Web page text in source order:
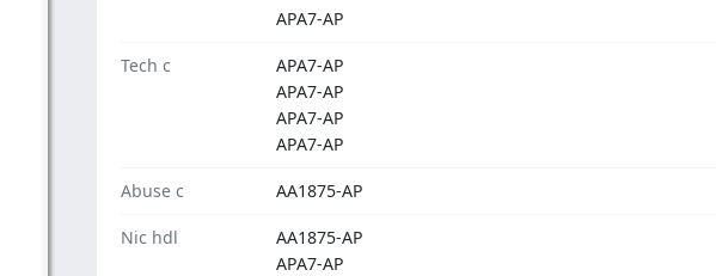
APA7-AP
Tech c
APA7-AP
APA7-AP
APA7-AP
APA7-AP
Abuse c AA1875-AP
Nic hdl
AA1875-AP
APA7-AP